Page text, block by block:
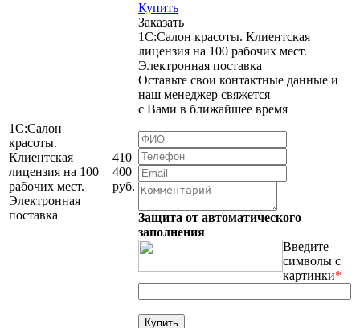
1С:Салон
красоты.
Клиентская
лицензия на 100
рабочих мест.
Электронная
поставка
410
400
руб.
Купить
Заказать
1С:Салон красоты. Клиентская
лицензия на 100 рабочих мест.
Электронная поставка
Оставьте свои контактные данные и
наш менеджер свяжется
с Вами в ближайшее время
Защита от автоматического
заполнения
Введите
символы с
картинки*